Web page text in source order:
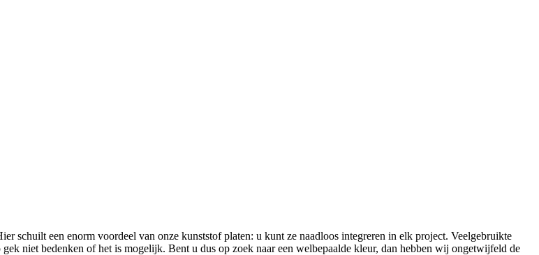
schuilt een enorm voordeel van onze kunststof platen: u kunt ze naadloos integreren in elk project. Veelgebruikte
niet bedenken of het is mogelijk. Bent u dus op zoek naar een welbepaalde kleur, dan hebben wij ongetwijfeld de